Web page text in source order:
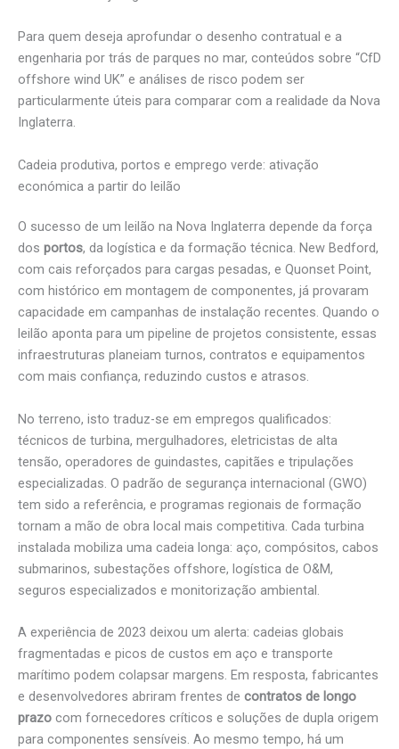
Para quem deseja aprofundar o desenho contratual e a
engenharia por trás de parques no mar, conteúdos sobre “CfD
offshore wind UK” e análises de risco podem ser
particularmente úteis para comparar com a realidade da Nova
Inglaterra.
Cadeia produtiva, portos e emprego verde: ativação
económica a partir do leilão
O sucesso de um leilão na Nova Inglaterra depende da força
dos portos, da logística e da formação técnica. New Bedford,
com cais reforçados para cargas pesadas, e Quonset Point,
com histórico em montagem de componentes, já provaram
capacidade em campanhas de instalação recentes. Quando o
leilão aponta para um pipeline de projetos consistente, essas
infraestruturas planeiam turnos, contratos e equipamentos
com mais confiança, reduzindo custos e atrasos.
No terreno, isto traduz-se em empregos qualificados:
técnicos de turbina, mergulhadores, eletricistas de alta
tensão, operadores de guindastes, capitães e tripulações
especializadas. O padrão de segurança internacional (GWO)
tem sido a referência, e programas regionais de formação
tornam a mão de obra local mais competitiva. Cada turbina
instalada mobiliza uma cadeia longa: aço, compósitos, cabos
submarinos, subestações offshore, logística de O&M,
seguros especializados e monitorização ambiental.
A experiência de 2023 deixou um alerta: cadeias globais
fragmentadas e picos de custos em aço e transporte
marítimo podem colapsar margens. Em resposta, fabricantes
e desenvolvedores abriram frentes de contratos de longo
prazo com fornecedores críticos e soluções de dupla origem
para componentes sensíveis. Ao mesmo tempo, há um